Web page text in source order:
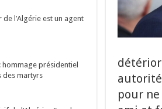
pour
de l’Algérie est un agent
hommage présidentiel
des martyrs